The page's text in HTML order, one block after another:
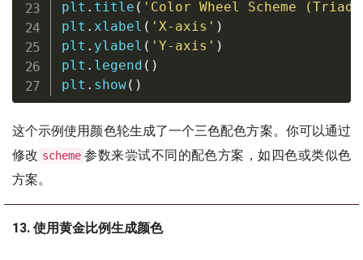
plt . title ( 'Color Wheel Scheme
plt . xlabel ( 'X-axis' )
plt . ylabel ( 'Y-axis' )
plt . legend ( )
plt . show( )
这个示例使用颜色轮生成了一个三色配色方案。你可以通过
修改 scheme 参数来尝试不同的配色方案，如四色或类似色
方案。
13. 使用黄金比例生成颜色